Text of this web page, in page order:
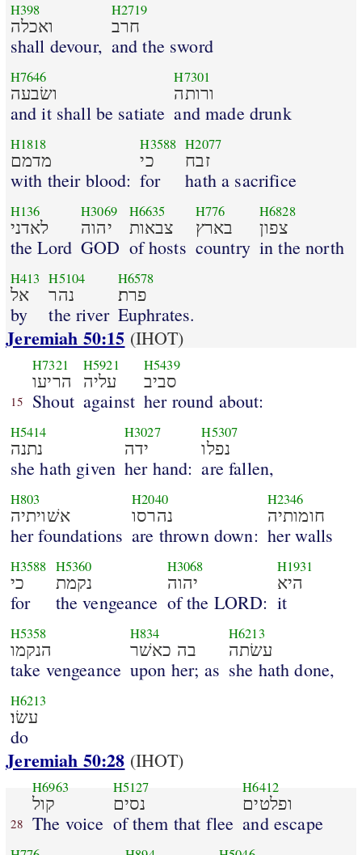
H398
ואכלה
shall devour,
H2719
חרב
and the sword
H7646
ושׂבעה
and it shall be satiate
H7301
ורותה
and made drunk
H1818
מדמם
with their blood:
H3588
כי
for
H2077
זבח
hath a sacrifice
H136
לאדני
the Lord
H3069
יהוה
GOD
H6635
צבאות
of hosts
H776
בארץ
country
H6828
צפון
in the north
H413
אל
by
H5104
נהר
the river
H6578
פרת׃
Euphrates.
Jeremiah 50:15 (IHOT)
15
H7321
הריעו
Shout
H5921
עליה
against
H5439
סביב
her round about:
H5414
נתנה
she hath given
H3027
ידה
her hand:
H5307
נפלו
are fallen,
H803
אשׁויתיה
her foundations
H2040
נהרסו
are thrown down:
H2346
חומותיה
her walls
H3588
כי
for
H5360
נקמת
the vengeance
H3068
יהוה
of the LORD:
H1931
היא
it
H5358
הנקמו
take vengeance
H834
בה כאשׁר
upon her; as
H6213
עשׂתה
she hath done,
H6213
עשׂו׃
do
Jeremiah 50:28 (IHOT)
28
H6963
קול
The voice
H5127
נסים
of them that flee
H6412
ופלטים
and escape